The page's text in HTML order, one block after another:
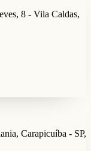
8 - Vila Caldas,
Carapicuíba - SP,